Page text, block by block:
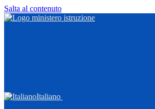
Salta al contenuto
Italiano